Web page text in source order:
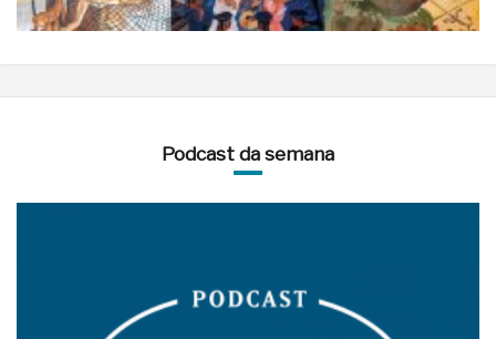
Podcast da semana